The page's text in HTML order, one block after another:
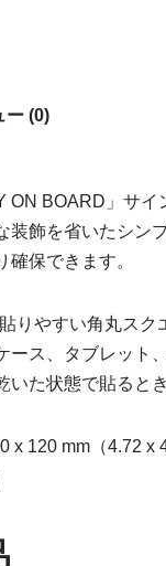
ー (0)
ON BOARD」サ
装飾を省いたシン
確保できます。
りやすい角丸ス
ース、タブレット
いた状態で貼ると
x 120 mm（4.72 x